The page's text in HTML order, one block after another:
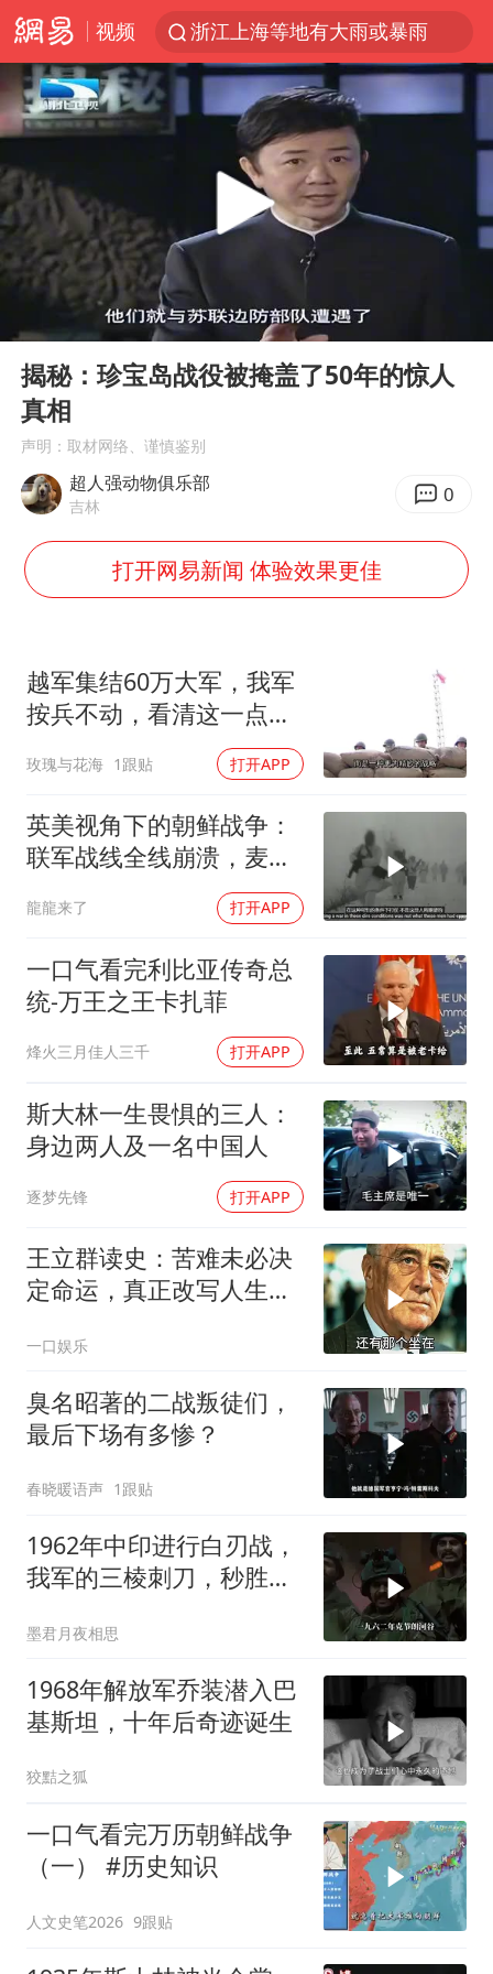
视频
浙江上海等地有大雨或暴雨
新疆优化调整景区内自驾服务费
微信又有新功能，你可以“撤回”你的撤回了！
“新疆的交警怎么个个像我妈”
情侣平潭拍日出坠崖1死1伤
上四休三，但降薪1000元，你接受吗？
白海豚将正面袭击贯穿浙江
郑丽文：台湾从来没有“独立”过
几元成本的AI广告导致千万市值蒸发
茅台部分直营店飞天茅台提价
酒店回应车内过夜被收150元
乐享全民健身 共筑健康中国
Play
揭秘：珍宝岛战役被掩盖了50年的惊人
真相
声明：取材网络、谨慎鉴别
超人强动物俱乐部
吉林 0
打开网易新闻 体验效果更佳
越军集结60万大军，我军
按兵不动，看清这一点便
玫瑰与花海 1跟贴 打开APP
英美视角下的朝鲜战争：
联军战线全线崩溃，麦克
龍龍来了 打开APP
一口气看完利比亚传奇总
统-万王之王卡扎菲
烽火三月佳人三千 打开APP
斯大林一生畏惧的三人：
身边两人及一名中国人
逐梦先锋 打开APP
王立群读史：苦难未必决
定命运，真正改写人生的
一口娱乐
臭名昭著的二战叛徒们，
最后下场有多惨？
春晓暖语声 1跟贴
1962年中印进行白刃战，
我军的三棱刺刀，秒胜印
墨君月夜相思
1968年解放军乔装潜入巴
基斯坦，十年后奇迹诞生
狡黠之狐
一口气看完万历朝鲜战争
（一） #历史知识
人文史笔2026 9跟贴